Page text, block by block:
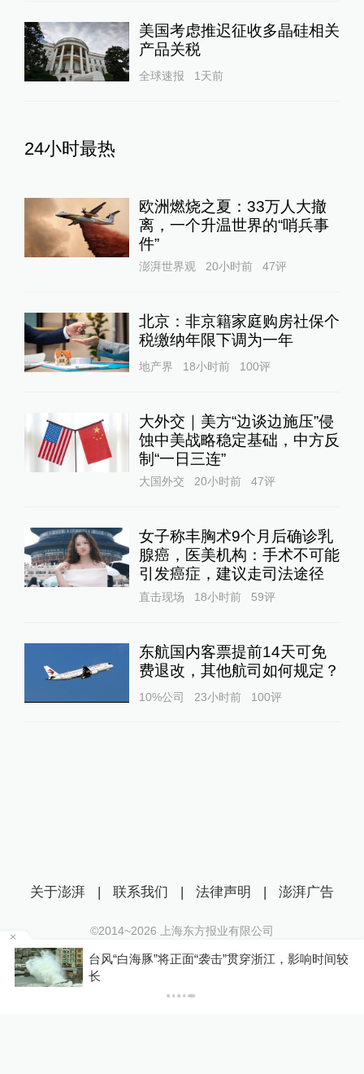
美国考虑推迟征收多晶硅相关
产品关税
全球速报 1天前
24小时最热
欧洲燃烧之夏：33万人大撤
离，一个升温世界的“哨兵事
件”
澎湃世界观 20小时前 47评
北京：非京籍家庭购房社保个
税缴纳年限下调为一年
地产界 18小时前 100评
大外交｜美方“边谈边施压”侵
蚀中美战略稳定基础，中方反
制“一日三连”
大国外交 20小时前 47评
女子称丰胸术9个月后确诊乳
腺癌，医美机构：手术不可能
引发癌症，建议走司法途径
直击现场 18小时前 59评
东航国内客票提前14天可免
费退改，其他航司如何规定？
10%公司 23小时前 100评
台风“白海豚”将正面“袭击”贯穿浙江，影响时间较
长
关于澎湃 | 联系我们 | 法律声明 | 澎湃广告
©2014~2026 上海东方报业有限公司
沪ICP证：沪B2-20170116 | 沪ICP备14003370号
互联网新闻信息服务许可证：31120170006
沪公网安备 31010602000299号